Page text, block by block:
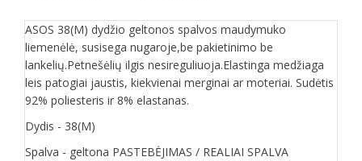
ASOS 38(M) dydžio geltonos spalvos maudymuko
liemenėlė, susisega nugaroje,be pakietinimo be
lankelių.Petnešėlių ilgis nesireguliuoja.Elastinga medžiaga
leis patogiai jaustis, kiekvienai merginai ar moteriai. Sudėtis
92% poliesteris ir 8% elastanas.
Dydis - 38(M)
Spalva - geltona PASTEBĖJIMAS / REALIAI SPALVA